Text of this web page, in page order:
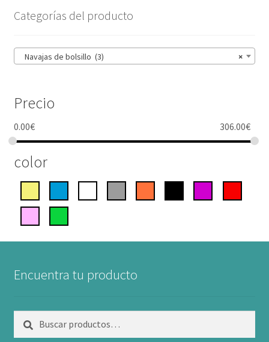
Categorías del producto
×
Navajas de bolsillo (3)
Precio
0.00€ 306.00€
color
Encuentra tu producto
Buscar
Buscar